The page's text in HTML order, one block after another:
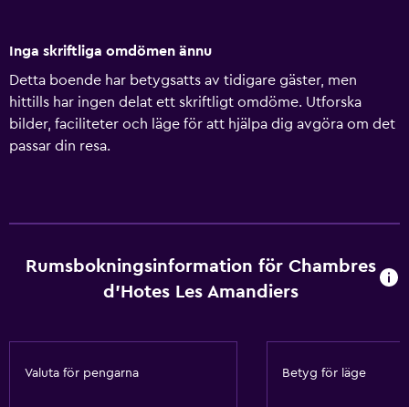
Inga skriftliga omdömen ännu
Detta boende har betygsatts av tidigare gäster, men
hittills har ingen delat ett skriftligt omdöme. Utforska
bilder, faciliteter och läge för att hjälpa dig avgöra om det
passar din resa.
Rumsbokningsinformation för Chambres
d'Hotes Les Amandiers
Valuta för pengarna Betyg för läge